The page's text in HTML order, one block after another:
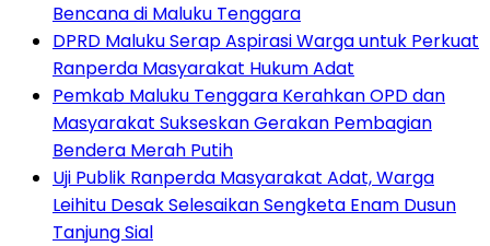
Bencana di Maluku Tenggara
DPRD Maluku Serap Aspirasi Warga untuk Perkuat
Ranperda Masyarakat Hukum Adat
Pemkab Maluku Tenggara Kerahkan OPD dan
Masyarakat Sukseskan Gerakan Pembagian
Bendera Merah Putih
Uji Publik Ranperda Masyarakat Adat, Warga
Leihitu Desak Selesaikan Sengketa Enam Dusun
Tanjung Sial